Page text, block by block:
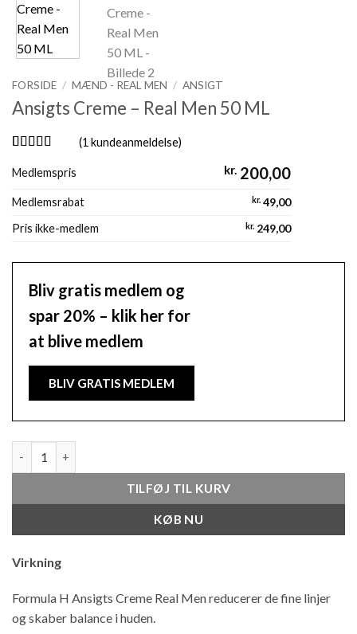
FORSIDE / MÆND - REAL MEN / ANSIGT
Ansigts Creme – Real Men 50 ML
5ud af 5
kundebedømmelse
(1 kundeanmeldelse)
Medlemspris kr. 200,00
Medlemsrabat kr. 49,00
Pris ikke-medlem
kr. 249,00
Bliv gratis medlem og
spar 20% – klik her for
at blive medlem
BLIV GRATIS MEDLEM
TILFØJ TIL KURV
KØB NU
Virkning
Formula H Ansigts Creme Real Men reducerer de fine linjer
og skaber balance i huden.